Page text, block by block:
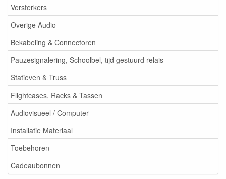
Versterkers
Overige Audio
Bekabeling & Connectoren
Pauzesignalering, Schoolbel, tijd gestuurd relais
Statieven & Truss
Flightcases, Racks & Tassen
Audiovisueel / Computer
Installatie Materiaal
Toebehoren
Cadeaubonnen